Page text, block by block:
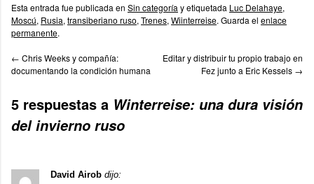
Esta entrada fue publicada en Sin categoría y etiquetada Luc Delahaye,
Moscú, Rusia, transiberiano ruso, Trenes, Wiinterreise. Guarda el enlace
permanente.
← Chris Weeks y compañía:
documentando la condición humana
Editar y distribuir tu propio trabajo en
Fez junto a Eric Kessels →
5 respuestas a Winterreise: una dura visión
del invierno ruso
David Airob dijo: